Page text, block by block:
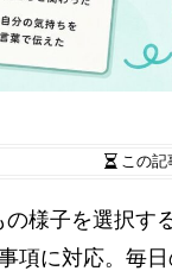
この記
様子を選択す
項に対応。毎